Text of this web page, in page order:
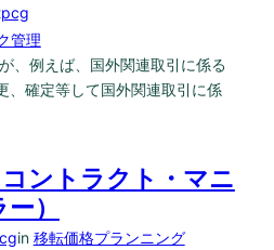
管理
例えば、国外関連取引に係る
、確定等して国外関連取引に係
ントラクト・マニ
）
in 移転価格プランニング